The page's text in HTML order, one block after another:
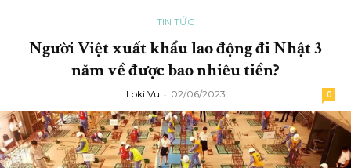
TIN TỨC
Người Việt xuất khẩu lao động đi Nhật 3
năm về được bao nhiêu tiền?
Loki Vu - 02/06/2023 0